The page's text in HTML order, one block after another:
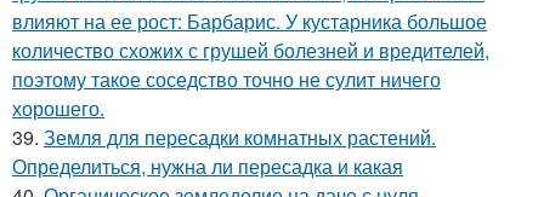
влияют на ее рост: Барбарис. У кустарника большое
количество схожих с грушей болезней и вредителей,
поэтому такое соседство точно не сулит ничего
хорошего.
39. Земля для пересадки комнатных растений.
Определиться, нужна ли пересадка и какая